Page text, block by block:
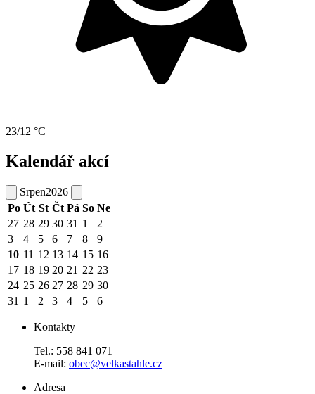
23/12 °C
Kalendář akcí
Srpen2026
Po Út St Čt Pá So Ne
27 28 29 30 31 1
2
3
4 5 6 7 8
9
10 11 12 13 14 15 16
17 18 19 20 21 22 23
24 25 26 27 28 29 30
31 1 2 3 4 5 6
Kontakty
Tel.: 558 841 071
E-mail: obec@velkastahle.cz
Adresa